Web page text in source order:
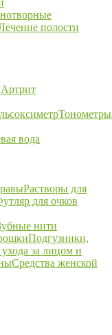
полости
Артрит
Тонометры
вода
Растворы для
для очков
нити
Подгузники,
за лицом и
Средства женской